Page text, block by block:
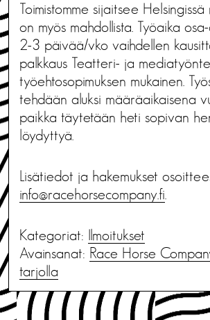
Toimistomme sijaitsee
on myös mahdollista. Työaika
2-3 päivää/vko vaihdellen
palkkaus Teatteri- ja
työehtosopimuksen mukainen.
tehdään aluksi määräaikaisena
paikka täytetään heti sopivan
löydyttyä.
Lisätiedot ja hakemukset
info@racehorsecompany.fi
Kategoriat: Ilmoitukset
Avainsanat: Race Horse
tarjolla